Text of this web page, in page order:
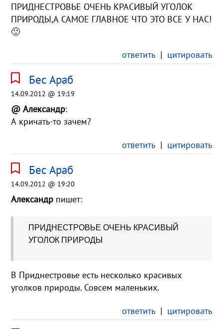
ПРИДНЕСТРОВЬЕ ОЧЕНЬ КРАСИВЫЙ УГОЛОК
ПРИРОДЫ,А САМОЕ ГЛАВНОЕ ЧТО ЭТО ВСЕ У НАС!
🙂
ответить| цитировать
Бес Араб
14.09.2012 @ 19:19
@ Александр:
А кричать-то зачем?
ответить| цитировать
Бес Араб
14.09.2012 @ 19:20
Александр пишет:
ПРИДНЕСТРОВЬЕ ОЧЕНЬ КРАСИВЫЙ
УГОЛОК ПРИРОДЫ
В Приднестровье есть несколько красивых
уголков природы. Совсем маленьких.
ответить| цитировать